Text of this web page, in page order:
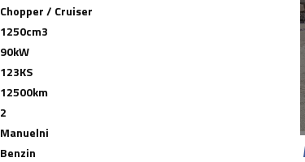
Chopper / Cruiser
1250cm3
90kW
123KS
12500km
2
Manuelni
Benzin